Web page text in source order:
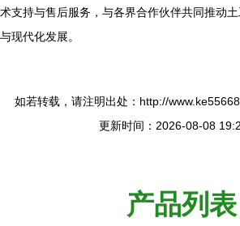
术支持与售后服务，与各界合作伙伴共同推动
与现代化发展。
如若转载，请注明出处：http://
更新时间：2026-08-08
产品列表